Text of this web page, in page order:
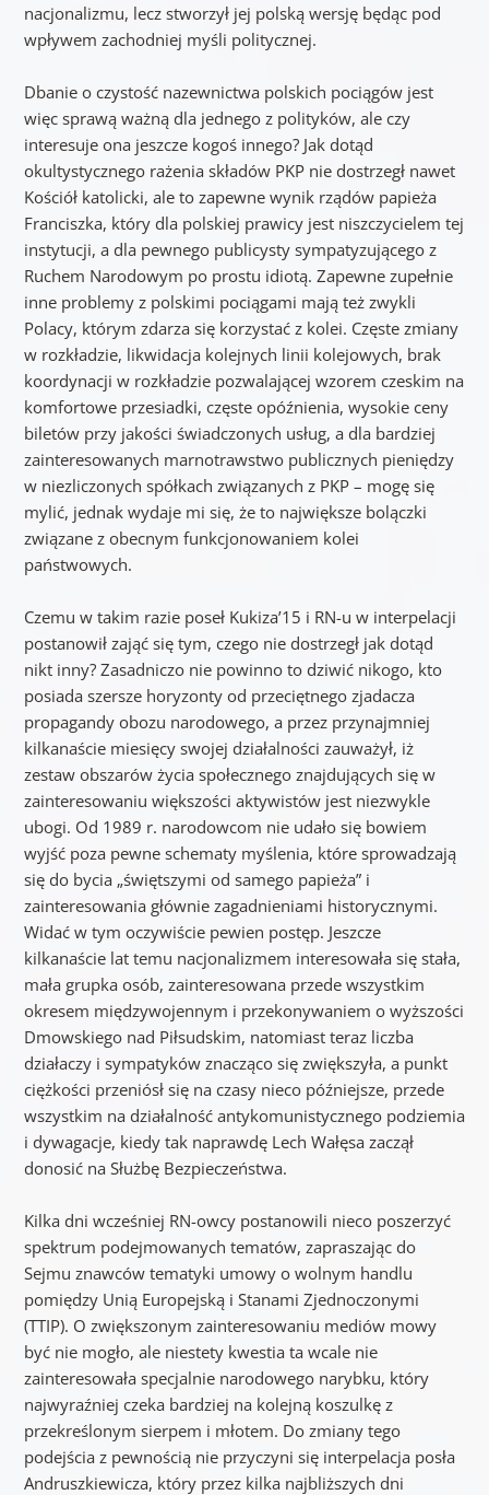
nacjonalizmu, lecz stworzył jej polską wersję będąc pod
wpływem zachodniej myśli politycznej.
Dbanie o czystość nazewnictwa polskich pociągów jest
więc sprawą ważną dla jednego z polityków, ale czy
interesuje ona jeszcze kogoś innego? Jak dotąd
okultystycznego rażenia składów PKP nie dostrzegł nawet
Kościół katolicki, ale to zapewne wynik rządów papieża
Franciszka, który dla polskiej prawicy jest niszczycielem tej
instytucji, a dla pewnego publicysty sympatyzującego z
Ruchem Narodowym po prostu idiotą. Zapewne zupełnie
inne problemy z polskimi pociągami mają też zwykli
Polacy, którym zdarza się korzystać z kolei. Częste zmiany
w rozkładzie, likwidacja kolejnych linii kolejowych, brak
koordynacji w rozkładzie pozwalającej wzorem czeskim na
komfortowe przesiadki, częste opóźnienia, wysokie ceny
biletów przy jakości świadczonych usług, a dla bardziej
zainteresowanych marnotrawstwo publicznych pieniędzy
w niezliczonych spółkach związanych z PKP – mogę się
mylić, jednak wydaje mi się, że to największe bolączki
związane z obecnym funkcjonowaniem kolei
państwowych.
Czemu w takim razie poseł Kukiza’15 i RN-u w interpelacji
postanowił zająć się tym, czego nie dostrzegł jak dotąd
nikt inny? Zasadniczo nie powinno to dziwić nikogo, kto
posiada szersze horyzonty od przeciętnego zjadacza
propagandy obozu narodowego, a przez przynajmniej
kilkanaście miesięcy swojej działalności zauważył, iż
zestaw obszarów życia społecznego znajdujących się w
zainteresowaniu większości aktywistów jest niezwykle
ubogi. Od 1989 r. narodowcom nie udało się bowiem
wyjść poza pewne schematy myślenia, które sprowadzają
się do bycia „świętszymi od samego papieża” i
zainteresowania głównie zagadnieniami historycznymi.
Widać w tym oczywiście pewien postęp. Jeszcze
kilkanaście lat temu nacjonalizmem interesowała się stała,
mała grupka osób, zainteresowana przede wszystkim
okresem międzywojennym i przekonywaniem o wyższości
Dmowskiego nad Piłsudskim, natomiast teraz liczba
działaczy i sympatyków znacząco się zwiększyła, a punkt
ciężkości przeniósł się na czasy nieco późniejsze, przede
wszystkim na działalność antykomunistycznego podziemia
i dywagacje, kiedy tak naprawdę Lech Wałęsa zaczął
donosić na Służbę Bezpieczeństwa.
Kilka dni wcześniej RN-owcy postanowili nieco poszerzyć
spektrum podejmowanych tematów, zapraszając do
Sejmu znawców tematyki umowy o wolnym handlu
pomiędzy Unią Europejską i Stanami Zjednoczonymi
(TTIP). O zwiększonym zainteresowaniu mediów mowy
być nie mogło, ale niestety kwestia ta wcale nie
zainteresowała specjalnie narodowego narybku, który
najwyraźniej czeka bardziej na kolejną koszulkę z
przekreślonym sierpem i młotem. Do zmiany tego
podejścia z pewnością nie przyczyni się interpelacja posła
Andruszkiewicza, który przez kilka najbliższych dni